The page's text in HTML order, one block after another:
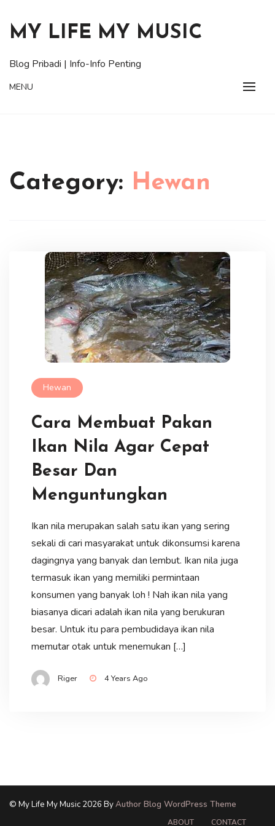
content
MY LIFE MY MUSIC
Blog Pribadi | Info-Info Penting
MENU
Category: Hewan
Hewan
Cara Membuat Pakan
Ikan Nila Agar Cepat
Besar Dan
Menguntungkan
Ikan nila merupakan salah satu ikan yang sering
sekali di cari masyarakat untuk dikonsumsi karena
dagingnya yang banyak dan lembut. Ikan nila juga
termasuk ikan yang memiliki permintaan
konsumen yang banyak loh ! Nah ikan nila yang
biasanya dicari adalah ikan nila yang berukuran
besar. Untuk itu para pembudidaya ikan nila
memutar otak untuk menemukan […]
Riger 4 Years Ago
© My Life My Music 2026 ByAuthor Blog WordPress Theme
ABOUT CONTACT